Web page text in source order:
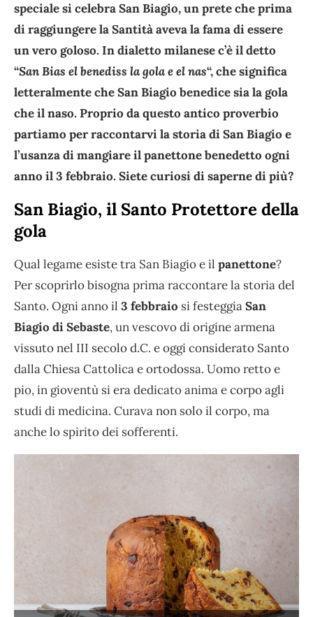
speciale si celebra San Biagio, un prete che prima
di raggiungere la Santità aveva la fama di essere
un vero goloso. In dialetto milanese c’è il detto
“San Bias el benediss la gola e el nas“, che significa
letteralmente che San Biagio benedice sia la gola
che il naso. Proprio da questo antico proverbio
partiamo per raccontarvi la storia di San Biagio e
l’usanza di mangiare il panettone benedetto ogni
anno il 3 febbraio. Siete curiosi di saperne di più?
San Biagio, il Santo Protettore della
gola
Qual legame esiste tra San Biagio e il panettone?
Per scoprirlo bisogna prima raccontare la storia del
Santo. Ogni anno il 3 febbraio si festeggiaSan
Biagio di Sebaste, un vescovo di origine armena
vissuto nel III secolo d.C. e oggi considerato Santo
dalla Chiesa Cattolica e ortodossa. Uomo retto e
pio, in gioventù si era dedicato anima e corpo agli
studi di medicina. Curava non solo il corpo, ma
anche lo spirito dei sofferenti.